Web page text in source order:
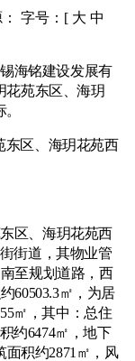
字号：[ 大 中
海铭建设发展有
花苑东区、海玥
东区、海玥花苑西
区、海玥花苑西
街道，其物业管
至规划道路，西
60503.3㎡，为居
㎡，其中：总住
约6474㎡，地下
面积约2871㎡，风